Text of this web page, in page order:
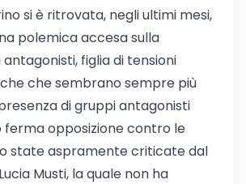
si è ritrovata, negli ultimi mesi,
polemica accesa sulla
figlia di tensioni
che sembrano sempre più
di gruppi antagonisti
ferma opposizione contro le
state aspramente criticate dal
Musti, la quale non ha